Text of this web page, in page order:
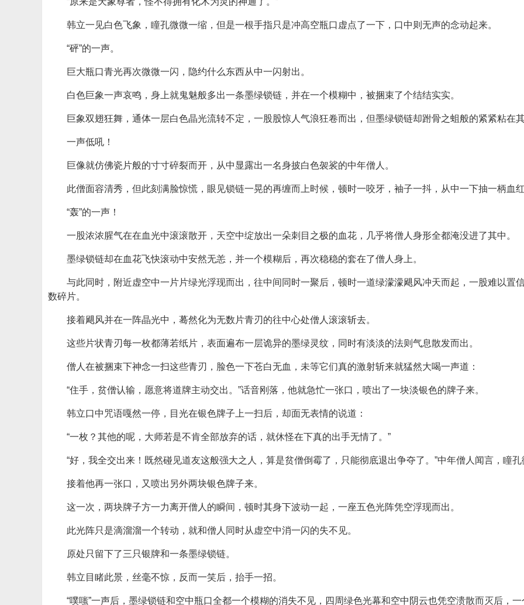
韩立一见白色飞象，瞳孔微微一缩，但是一根手指只是冲高空瓶口虚点了一下，口中则无声的念动起来。
“砰”的一声。
巨大瓶口青光再次微微一闪，隐约什么东西从中一闪射出。
白色巨象一声哀鸣，身上就鬼魅般多出一条墨绿锁链，并在一个模糊中，被捆束了个结结实实。
巨象双翅狂舞，通体一层白色晶光流转不定，一股股惊人气浪狂卷而出，但墨绿锁链却跗骨之蛆般的紧紧粘在
一声低吼！
巨像就仿佛瓷片般的寸寸碎裂而开，从中显露出一名身披白色袈裟的中年僧人。
此僧面容清秀，但此刻满脸惊慌，眼见锁链一晃的再缠而上时候，顿时一咬牙，袖子一抖，从中一下抽一柄血
“轰”的一声！
一股浓浓腥气在在血光中滚滚散开，天空中绽放出一朵刺目之极的血花，几乎将僧人身形全都淹没进了其中。
墨绿锁链却在血花飞快滚动中安然无恙，并一个模糊后，再次稳稳的套在了僧人身上。
与此同时，附近虚空中一片片绿光浮现而出，往中间同时一聚后，顿时一道绿濛濛飓风冲天而起，一股难以置
数碎片。
接着飓风并在一阵晶光中，蓦然化为无数片青刃的往中心处僧人滚滚斩去。
这些片状青刃每一枚都薄若纸片，表面遍布一层诡异的墨绿灵纹，同时有淡淡的法则气息散发而出。
僧人在被捆束下神念一扫这些青刃，脸色一下苍白无血，未等它们真的激射斩来就猛然大喝一声道：
“住手，贫僧认输，愿意将道牌主动交出。”话音刚落，他就急忙一张口，喷出了一块淡银色的牌子来。
韩立口中咒语嘎然一停，目光在银色牌子上一扫后，却面无表情的说道：
“一枚？其他的呢，大师若是不肯全部放弃的话，就休怪在下真的出手无情了。”
“好，我全交出来！既然碰见道友这般强大之人，算是贫僧倒霉了，只能彻底退出争夺了。”中年僧人闻言，瞳
接着他再一张口，又喷出另外两块银色牌子来。
这一次，两块牌子方一力离开僧人的瞬间，顿时其身下波动一起，一座五色光阵凭空浮现而出。
此光阵只是滴溜溜一个转动，就和僧人同时从虚空中消一闪的失不见。
原处只留下了三只银牌和一条墨绿锁链。
韩立目睹此景，丝毫不惊，反而一笑后，抬手一招。
“噗嗤”一声后，墨绿锁链和空中瓶口全都一个模糊的消失不见，四周绿色光幕和空中阴云也凭空溃散而灭后，